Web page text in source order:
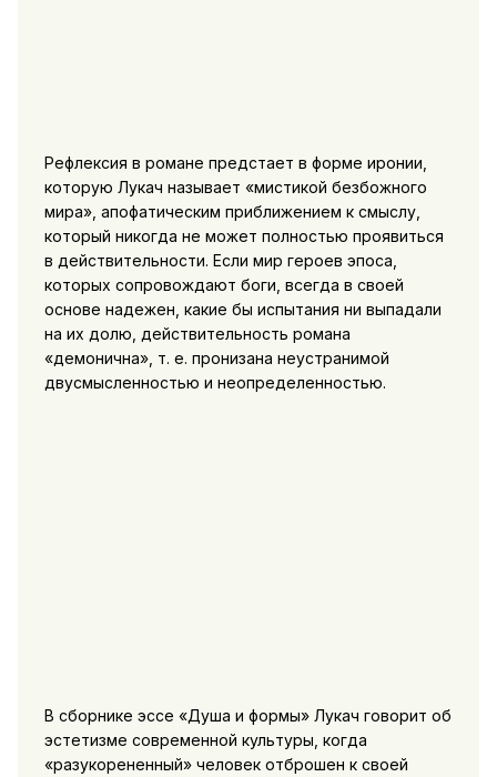
Рефлексия в романе предстает в форме иронии,
которую Лукач называет «мистикой безбожного
мира», апофатическим приближением к смыслу,
который никогда не может полностью проявиться
в действительности. Если мир героев эпоса,
которых сопровождают боги, всегда в своей
основе надежен, какие бы испытания ни выпадали
на их долю, действительность романа
«демонична», т. е. пронизана неустранимой
двусмысленностью и неопределенностью.
В сборнике эссе «Душа и формы» Лукач говорит об
эстетизме современной культуры, когда
«разукорененный» человек отброшен к своей